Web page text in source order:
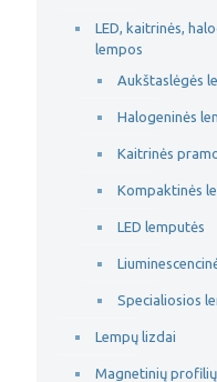
LED, kaitrinės,
lempos
Aukštaslėgės
Halogeninės
Kaitrinės
Kompaktinės
LED lemputės
Specialiosios
Lempų lizdai
Magnetinių